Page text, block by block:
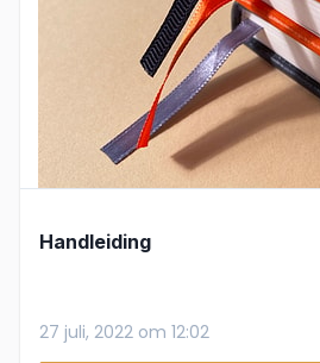
Handleiding
27 juli, 2022 om 12:02